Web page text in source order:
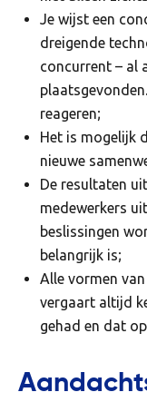
Je wijst een
dreigende
concurrent – al
reageren;
Het is mogelijk
nieuwe
De resultaten
medewerkers
beslissingen
belangrijk is;
Alle vormen
vergaart altijd
gehad en dat